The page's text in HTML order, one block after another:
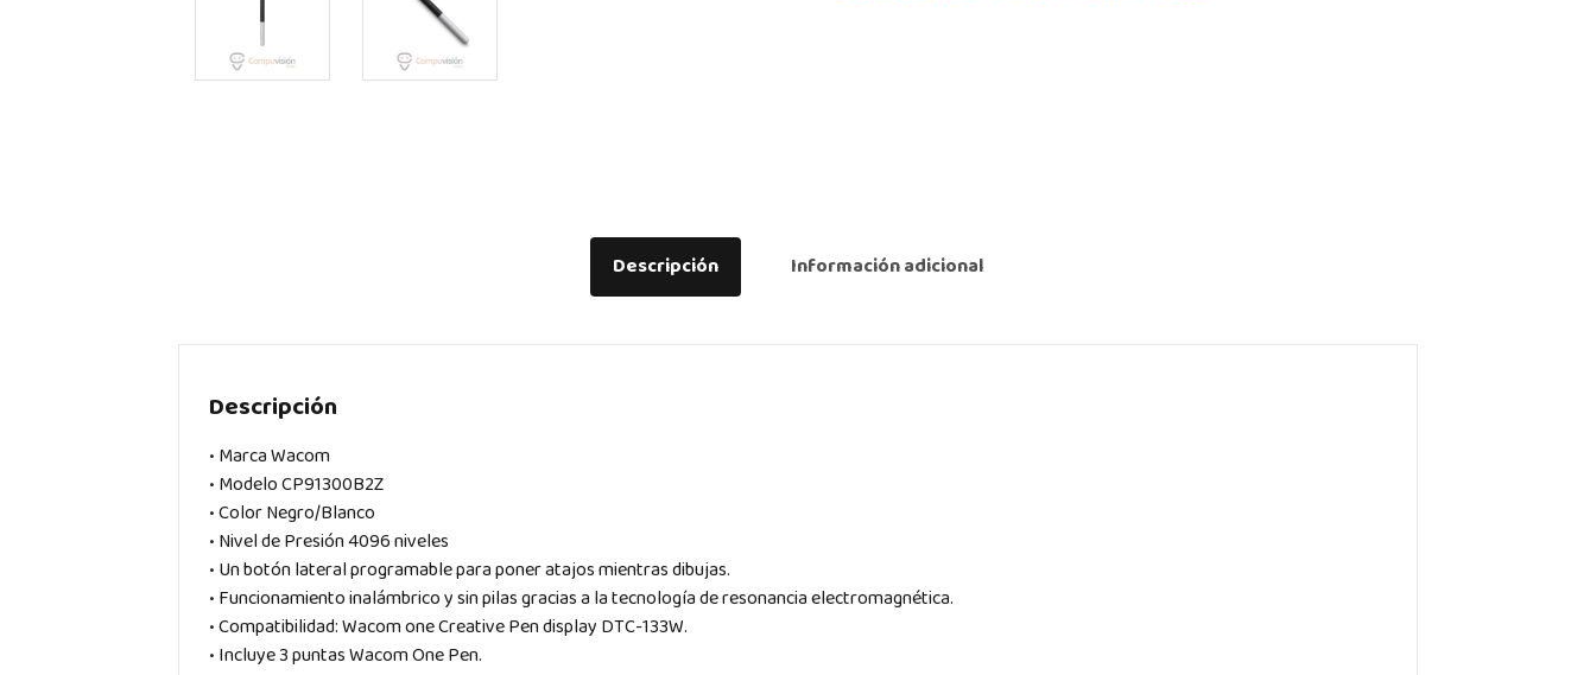
Descripción Información adicional
Descripción
• Marca Wacom
• Modelo CP91300B2Z
• Color Negro/Blanco
• Nivel de Presión 4096 niveles
• Un botón lateral programable para poner atajos mientras dibujas.
• Funcionamiento inalámbrico y sin pilas gracias a la tecnología de resonancia electromagnética.
• Compatibilidad: Wacom one Creative Pen display DTC-133W.
• Incluye 3 puntas Wacom One Pen.